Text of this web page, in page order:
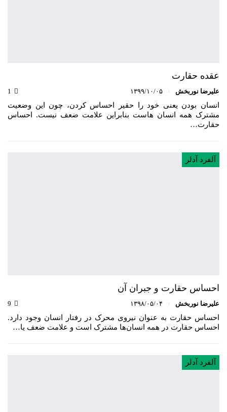
عقده حقارت
علیرضا نوربخش ۱۳۹۹/۱۰/۰۵
انسان بودن یعنی خود را حقیر احساس کردن، چون این وضعیت
مشترک همه انسان هاست بنابراین علامت ضعف نیست. احساس
حقارت…
آلفرد آدلر
احساس حقارت و جبران آن
علیرضا نوربخش ۱۳۹۸/۰۵/۰۴
احساس حقارت به‌ عنوان نیروی محرک در رفتار انسان وجود دارد.
احساس حقارت در همه انسان‌ها مشترک است و علامت ضعف یا…
آلفرد آدلر